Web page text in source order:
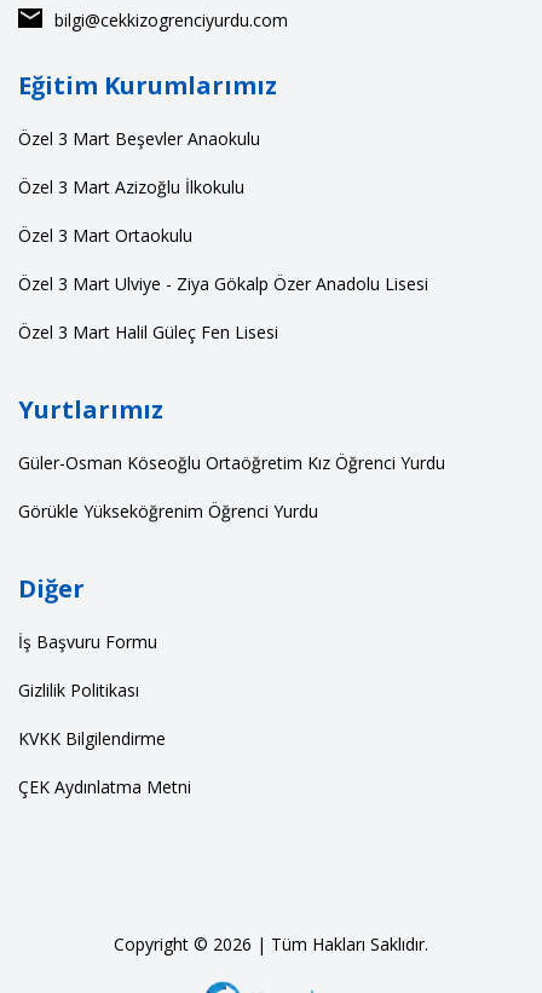
bilgi@cekkizogrenciyurdu.com
Eğitim Kurumlarımız
Özel 3 Mart Beşevler Anaokulu
Özel 3 Mart Azizoğlu İlkokulu
Özel 3 Mart Ortaokulu
Özel 3 Mart Ulviye - Ziya Gökalp Özer Anadolu Lisesi
Özel 3 Mart Halil Güleç Fen Lisesi
Yurtlarımız
Güler-Osman Köseoğlu Ortaöğretim Kız Öğrenci Yurdu
Görükle Yükseköğrenim Öğrenci Yurdu
Diğer
İş Başvuru Formu
Gizlilik Politikası
KVKK Bilgilendirme
ÇEK Aydınlatma Metni
Copyright © 2026 | Tüm Hakları Saklıdır.